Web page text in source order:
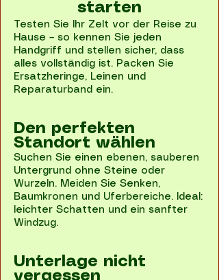
starten
Testen Sie Ihr Zelt vor der Reise zu
Hause – so kennen Sie jeden
Handgriff und stellen sicher, dass
alles vollständig ist. Packen Sie
Ersatzheringe, Leinen und
Reparaturband ein.
Den perfekten
Standort wählen
Suchen Sie einen ebenen, sauberen
Untergrund ohne Steine oder
Wurzeln. Meiden Sie Senken,
Baumkronen und Uferbereiche. Ideal:
leichter Schatten und ein sanfter
Windzug.
Unterlage nicht
vergessen